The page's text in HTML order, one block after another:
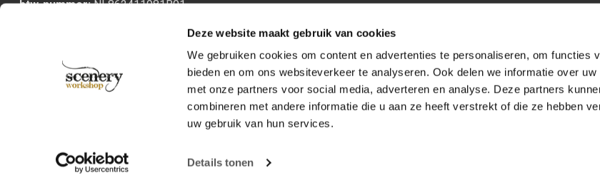
Deze website maakt gebruik van cookies
We gebruiken cookies om content en advertenties te personaliseren, om functies
bieden en om ons websiteverkeer te analyseren. Ook delen we informatie over
met onze partners voor social media, adverteren en analyse. Deze partners
combineren met andere informatie die u aan ze heeft verstrekt of die ze hebben
uw gebruik van hun services.
Details tonen
btw-nummer:NL862411981B01
Volg ons op:
Facebook
YoutubeInstagram